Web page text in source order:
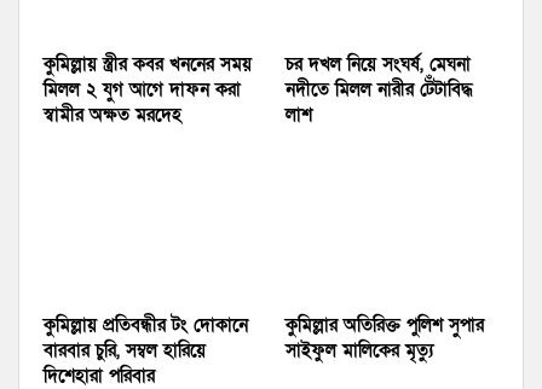
কুমিল্লায় স্ত্রীর কবর খননের সময়
মিলল ২ যুগ আগে দাফন করা
স্বামীর অক্ষত মরদেহ
চর দখল নিয়ে সংঘর্ষ, মেঘনা
নদীতে মিলল নারীর টেঁটাবিদ্ধ
লাশ
কুমিল্লায় প্রতিবন্ধীর টং দোকানে
বারবার চুরি, সম্বল হারিয়ে
দিশেহারা পরিবার
কুমিল্লার অতিরিক্ত পুলিশ সুপার
সাইফুল মালিকের মৃত্যু